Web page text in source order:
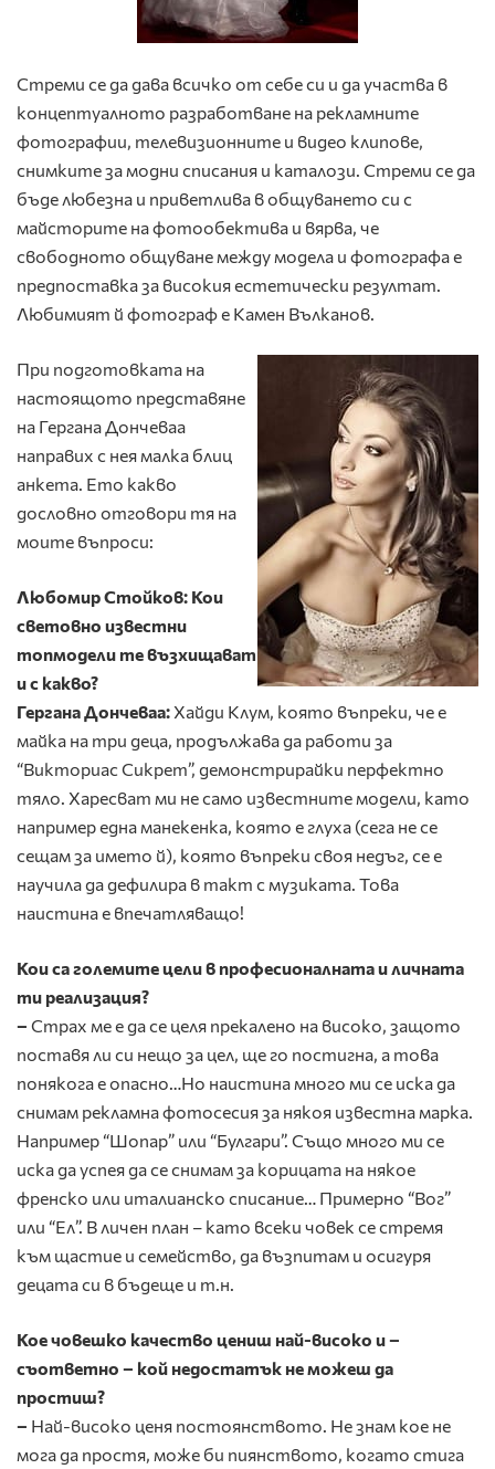
Стреми се да дава всичко от себе си и да участва в
концептуалното разработване на рекламните
фотографии, телевизионните и видео клипове,
снимките за модни списания и каталози. Стреми се да
бъде любезна и приветлива в общуването си с
майсторите на фотообектива и вярва, че
свободното общуване между модела и фотографа е
предпоставка за високия естетически резултат.
Любимият й фотограф е Камен Вълканов.
При подготовката на
настоящото представяне
на Гергана Дончеваа
направих с нея малка блиц
анкета. Ето какво
дословно отговори тя на
моите въпроси:
Любомир Стойков: Кои
световно известни
топмодели те възхищават
и с какво?
Гергана Дончеваа:Хайди Клум, която въпреки, че е
майка на три деца, продължава да работи за
“Викториас Сикрет”, демонстрирайки перфектно
тяло. Харесват ми не само известните модели, като
например една манекенка, която е глуха (сега не се
сещам за името й), която въпреки своя недъг, се е
научила да дефилира в такт с музиката. Това
наистина е впечатляващо!
Кои са големите цели в професионалната и личната
ти реализация?
– Страх ме е да се целя прекалено на високо, защото
поставя ли си нещо за цел, ще го постигна, а това
понякога е опасно…Но наистина много ми се иска да
снимам рекламна фотосесия за някоя известна марка.
Например “Шопар” или “Булгари”. Също много ми се
иска да успея да се снимам за корицата на някое
френско или италианско списание… Примерно “Вог”
или “Ел”. В личен план – като всеки човек се стремя
към щастие и семейство, да възпитам и осигуря
децата си в бъдеще и т.н.
Кое човешко качество цениш най-високо и –
съответно – кой недостатък не можеш да
простиш?
– Най-високо ценя постоянството. Не знам кое не
мога да простя, може би пиянството, когато стига